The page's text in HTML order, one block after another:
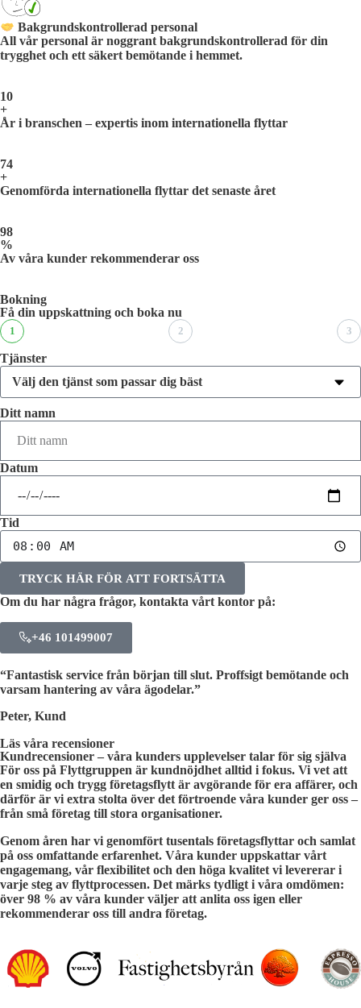
Bakgrundskontrollerad personal
All vår personal är noggrant bakgrundskontrollerad för din
trygghet och ett säkert bemötande i hemmet.
10
+
År i branschen – expertis inom internationella flyttar
74
+
Genomförda internationella flyttar det senaste året
98
%
Av våra kunder rekommenderar oss
Bokning
Få din uppskattning och boka nu
1 2 3
Tjänster
Ditt namn
Datum
Tid
TRYCK HÄR FÖR ATT FORTSÄTTA
Om du har några frågor, kontakta vårt kontor på:
+46 101499007
“Fantastisk service från början till slut. Proffsigt bemötande och
varsam hantering av våra ägodelar.”
Peter, Kund
Läs våra recensioner
Kundrecensioner – våra kunders upplevelser talar för sig själva
För oss på Flyttgruppen är kundnöjdhet alltid i fokus. Vi vet att
en smidig och trygg företagsflytt är avgörande för era affärer, och
därför är vi extra stolta över det förtroende våra kunder ger oss –
från små företag till stora organisationer.
Genom åren har vi genomfört tusentals företagsflyttar och samlat
på oss omfattande erfarenhet. Våra kunder uppskattar vårt
engagemang, vår flexibilitet och den höga kvalitet vi levererar i
varje steg av flyttprocessen. Det märks tydligt i våra omdömen:
över 98 % av våra kunder väljer att anlita oss igen eller
rekommenderar oss till andra företag.